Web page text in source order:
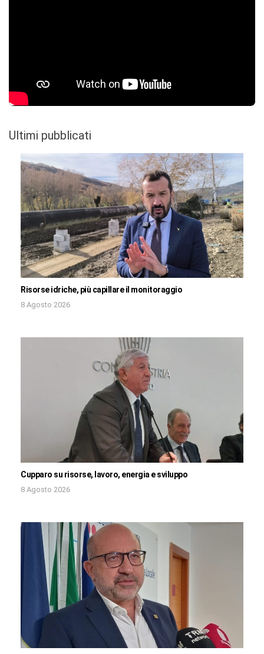
Ultimi pubblicati
Risorse idriche, più capillare il monitoraggio
8 Agosto 2026
Cupparo su risorse, lavoro, energia e sviluppo
8 Agosto 2026